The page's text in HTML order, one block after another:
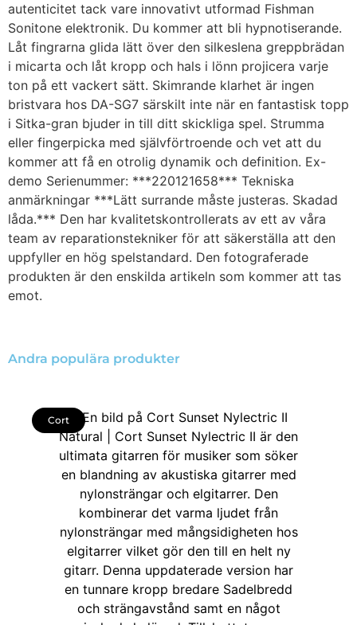
autenticitet tack vare innovativt utformad Fishman
Sonitone elektronik. Du kommer att bli hypnotiserande.
Låt fingrarna glida lätt över den silkeslena greppbrädan
i micarta och låt kropp och hals i lönn projicera varje
ton på ett vackert sätt. Skimrande klarhet är ingen
bristvara hos DA-SG7 särskilt inte när en fantastisk topp
i Sitka-gran bjuder in till ditt skickliga spel. Strumma
eller fingerpicka med självförtroende och vet att du
kommer att få en otrolig dynamik och definition. Ex-
demo Serienummer: ***220121658*** Tekniska
anmärkningar ***Lätt surrande måste justeras. Skadad
låda.*** Den har kvalitetskontrollerats av ett av våra
team av reparationstekniker för att säkerställa att den
uppfyller en hög spelstandard. Den fotograferade
produkten är den enskilda artikeln som kommer att tas
emot.
Andra populära produkter
Cort